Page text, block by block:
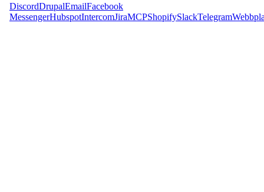
DiscordDrupalEmailFacebook
MessengerHubspotIntercomJiraMCPShopifySlackTelegram